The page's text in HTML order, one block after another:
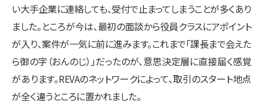
い大手企業に連絡しても、受付で止まってしまうことが多くあり
ました。ところが今は、最初の面談から役員クラスにアポイント
が入り、案件が一気に前に進みます。これまで「課長まで会えた
ら御の字（おんのじ）」だったのが、意思決定層に直接届く感覚
があります。REVAのネットワークによって、取引のスタート地点
が全く違うところに置かれました。